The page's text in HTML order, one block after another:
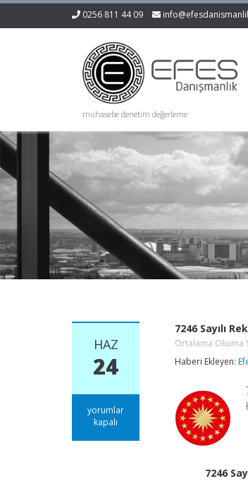
0256 811 44 09
muhasebe denetim değerleme
HAZ
24
7246
Sayılı
yorumlar
kapalı
7246 Sayılı
Ortalama Okuma
Haberi Ekleyen:
7246